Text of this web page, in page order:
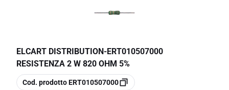
ELCART DISTRIBUTION-ERT010507000
RESISTENZA 2 W 820 OHM 5%
copia
Cod. prodottoERT010507000